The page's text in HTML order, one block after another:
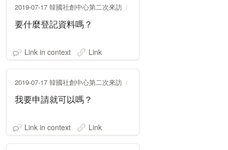
2019-07-17 韓國社創中心第二次來訪
要什麼登記資料嗎？
Link in context Link
2019-07-17 韓國社創中心第二次來訪
我要申請就可以嗎？
Link in context Link